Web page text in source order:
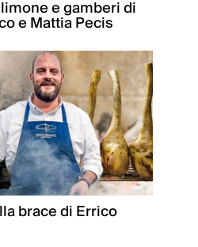
e gamberi di
e Mattia Pecis
brace di Errico